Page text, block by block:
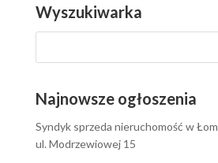
Wyszukiwarka
Najnowsze ogłoszenia
Syndyk sprzeda nieruchomość w
ul. Modrzewiowej 15